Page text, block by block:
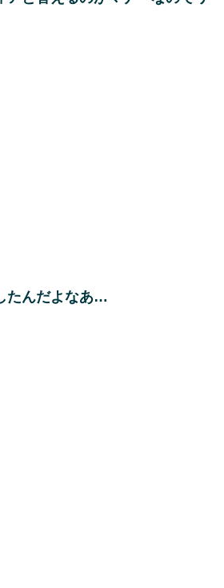
たんだよなあ…